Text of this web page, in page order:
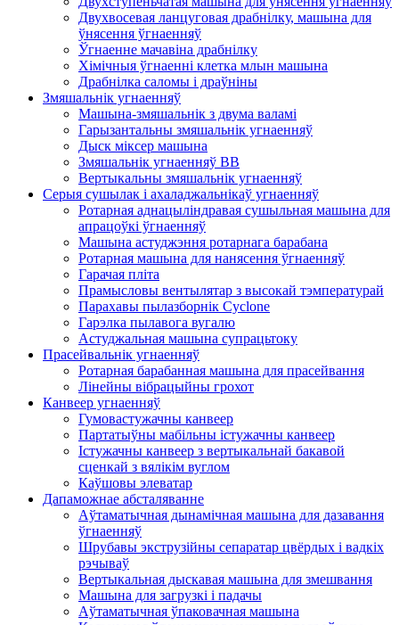
Двухвосевая ланцуговая драбнілку, машына для
ўнясення ўгнаенняў
Ўгнаенне мачавіна драбнілку
Хімічныя ўгнаенні клетка млын машына
Драбнілка саломы і драўніны
Змяшальнік угнаенняў
Машына-змяшальнік з двума валамі
Гарызантальны змяшальнік угнаенняў
Дыск міксер машына
Змяшальнік угнаенняў BB
Вертыкальны змяшальнік угнаенняў
Серыя сушылак і ахаладжальнікаў угнаенняў
Ротарная аднацыліндравая сушыльная машына для
апрацоўкі ўгнаенняў
Машына астуджэння ротарнага барабана
Ротарная машына для нанясення ўгнаенняў
Гарачая пліта
Прамысловы вентылятар з высокай тэмпературай
Парахавы пылазборнік Cyclone
Гарэлка пылавога вугалю
Астуджальная машына супрацьтоку
Прасейвальнік угнаенняў
Ротарная барабанная машына для прасейвання
Лінейны вібрацыйны грохот
Канвеер угнаенняў
Гумовастужачны канвеер
Партатыўны мабільны істужачны канвеер
Істужачны канвеер з вертыкальнай бакавой
сценкай з вялікім вуглом
Каўшовы элеватар
Дапаможнае абсталяванне
Аўтаматычная дынамічная машына для дазавання
ўгнаенняў
Шрубавы экструзійны сепаратар цвёрдых і вадкіх
рэчываў
Вертыкальная дыскавая машына для змешвання
Машына для загрузкі і падачы
Аўтаматычная ўпаковачная машына